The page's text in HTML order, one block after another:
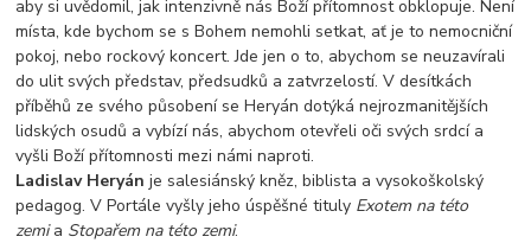
aby si uvědomil, jak intenzivně nás Boží přítomnost obklopuje. Není
místa, kde bychom se s Bohem nemohli setkat, ať je to nemocniční
pokoj, nebo rockový koncert. Jde jen o to, abychom se neuzavírali
do ulit svých představ, předsudků a zatvrzelostí. V desítkách
příběhů ze svého působení se Heryán dotýká nejrozmanitějších
lidských osudů a vybízí nás, abychom otevřeli oči svých srdcí a
vyšli Boží přítomnosti mezi námi naproti.
Ladislav Heryán je salesiánský kněz, biblista a vysokoškolský
pedagog. V Portále vyšly jeho úspěšné tituly Exotem na této
zemia Stopařem na této zemi.